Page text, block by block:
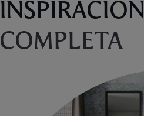
INSPIRACIÓN
COMPLETA